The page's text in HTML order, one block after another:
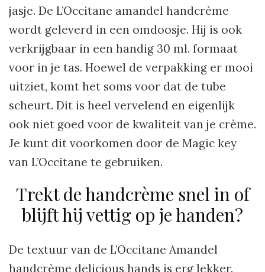
jasje. De L’Occitane amandel handcrème
wordt geleverd in een omdoosje. Hij is ook
verkrijgbaar in een handig 30 ml. formaat
voor in je tas. Hoewel de verpakking er mooi
uitziet, komt het soms voor dat de tube
scheurt. Dit is heel vervelend en eigenlijk
ook niet goed voor de kwaliteit van je crème.
Je kunt dit voorkomen door de Magic key
van L’Occitane te gebruiken.
Trekt de handcrème snel in of
blijft hij vettig op je handen?
De textuur van de L’Occitane Amandel
handcrème delicious hands is erg lekker.